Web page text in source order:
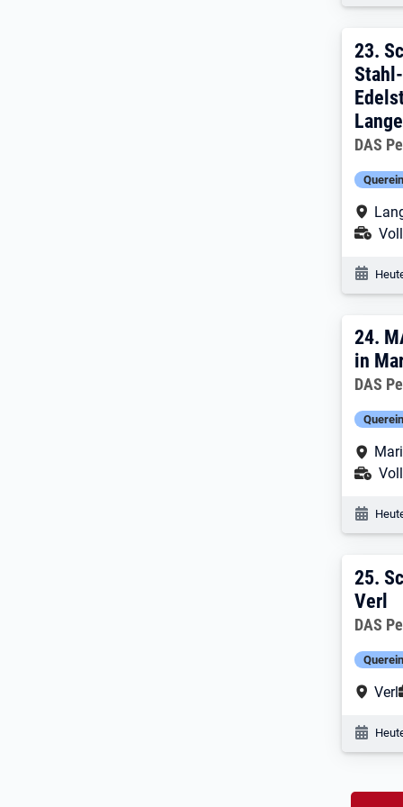
23.
23.
DAS
24.
24.
in
DAS
25.
25.
Verl
DAS
Verl